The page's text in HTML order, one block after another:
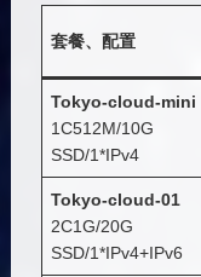
套餐、配置
Tokyo-cloud-mini
1C512M/10G
SSD/1*IPv4
Tokyo-cloud-01
2C1G/20G
SSD/1*IPv4+IPv6